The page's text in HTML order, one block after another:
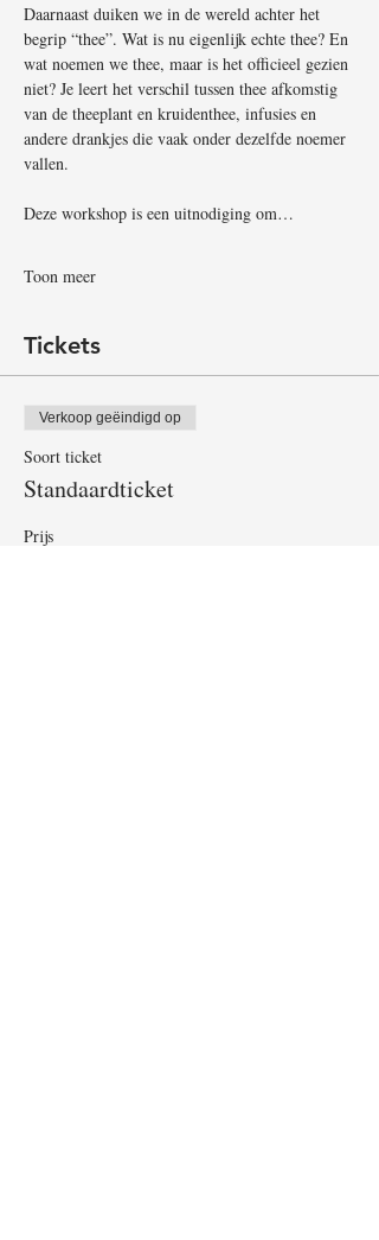
Daarnaast duiken we in de wereld achter het
begrip “thee”. Wat is nu eigenlijk echte thee? En
wat noemen we thee, maar is het officieel gezien
niet? Je leert het verschil tussen thee afkomstig
van de theeplant en kruidenthee, infusies en
andere drankjes die vaak onder dezelfde noemer
vallen.
Deze workshop is een uitnodiging om…
Toon meer
Tickets
Verkoop geëindigd op
Soort ticket
Standaardticket
Prijs